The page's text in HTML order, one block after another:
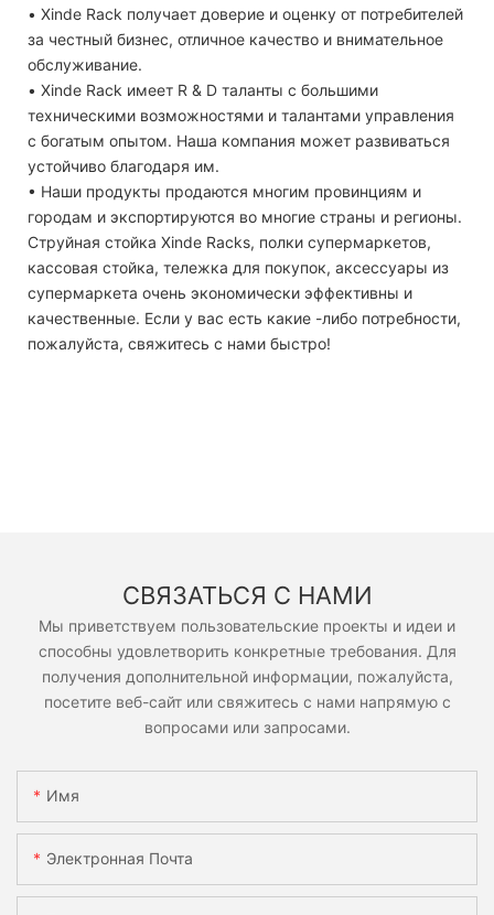
• Xinde Rack получает доверие и оценку от потребителей
за честный бизнес, отличное качество и внимательное
обслуживание.
• Xinde Rack имеет R & D таланты с большими
техническими возможностями и талантами управления
с богатым опытом. Наша компания может развиваться
устойчиво благодаря им.
• Наши продукты продаются многим провинциям и
городам и экспортируются во многие страны и регионы.
Струйная стойка Xinde Racks, полки супермаркетов,
кассовая стойка, тележка для покупок, аксессуары из
супермаркета очень экономически эффективны и
качественные. Если у вас есть какие -либо потребности,
пожалуйста, свяжитесь с нами быстро!
СВЯЗАТЬСЯ С НАМИ
Мы приветствуем пользовательские проекты и идеи и
способны удовлетворить конкретные требования. Для
получения дополнительной информации, пожалуйста,
посетите веб-сайт или свяжитесь с нами напрямую с
вопросами или запросами.
Имя
Электронная Почта